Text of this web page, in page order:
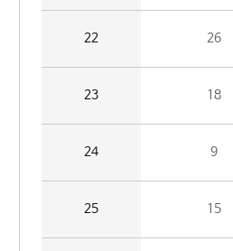
22 26
23 18
24 9
25 15